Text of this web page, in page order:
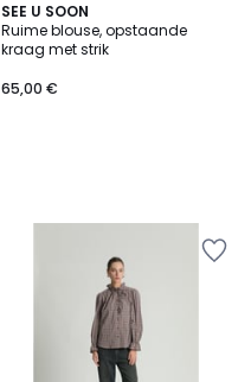
SEE U SOON
Ruime blouse, opstaande
kraag met strik
65,00 €